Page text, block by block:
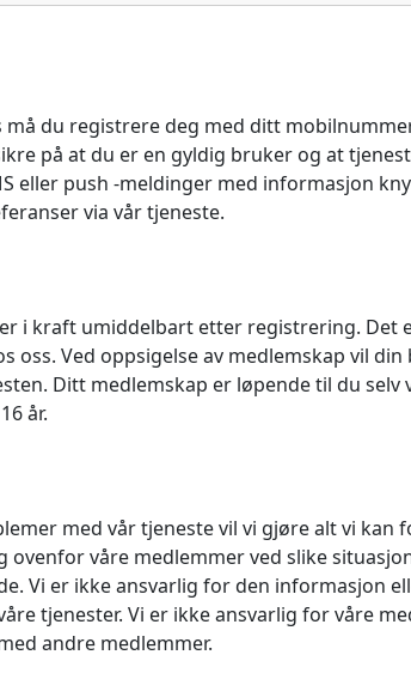
du registrere deg med ditt
på at du er en gyldig bruker og at
eller push -meldinger med informasjon
via vår tjeneste.
i kraft umiddelbart etter registrering. Det
oss. Ved oppsigelse av medlemskap vil
Ditt medlemskap er løpende til du selv
år.
med vår tjeneste vil vi gjøre alt vi kan
ovenfor våre medlemmer ved slike
Vi er ikke ansvarlig for den informasjon
tjenester. Vi er ikke ansvarlig for våre
andre medlemmer.